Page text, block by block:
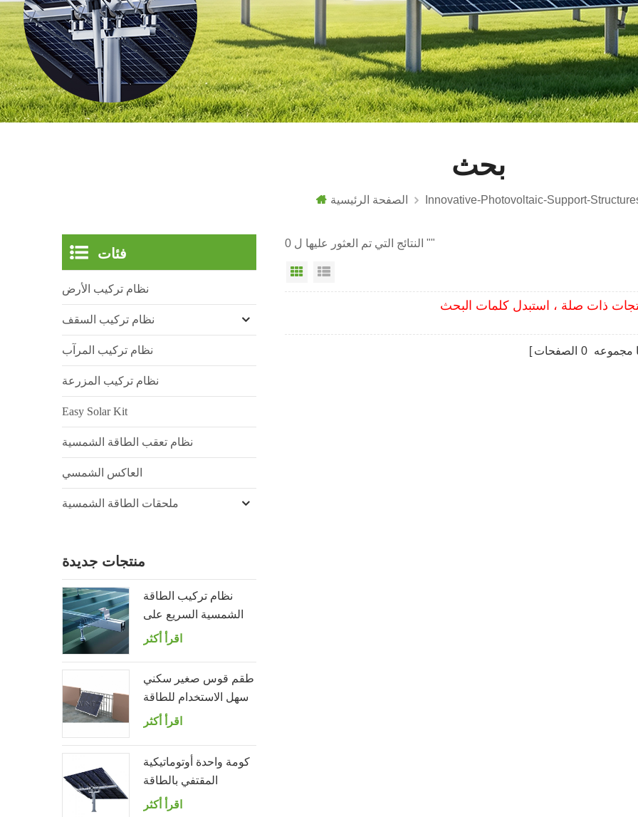
بحث
الصفحة الرئيسية Innovative-Photovoltaic-Support-
0 النتائج التي تم العثور عليها ل ""
عرض شبكي
مجموعه 0 الصفحات
فئات
نظام تركيب الأرض
نظام تركيب السقف
نظام تركيب المرآب
نظام تركيب المزرعة
Easy Solar Kit
نظام تعقب الطاقة الشمسية
العاكس الشمسي
ملحقات الطاقة الشمسية
منتجات جديدة
نظام تركيب الطاقة
الشمسية السريع على
سقف القصدير مع
اقرأ أكثر
طقم قوس صغير سكني
سهل الاستخدام للطاقة
الشمسية لشرفة المنزل
اقرأ أكثر
كومة واحدة أوتوماتيكية
المقتفي بالطاقة
الشمسية مع 10 لوحات
اقرأ أكثر